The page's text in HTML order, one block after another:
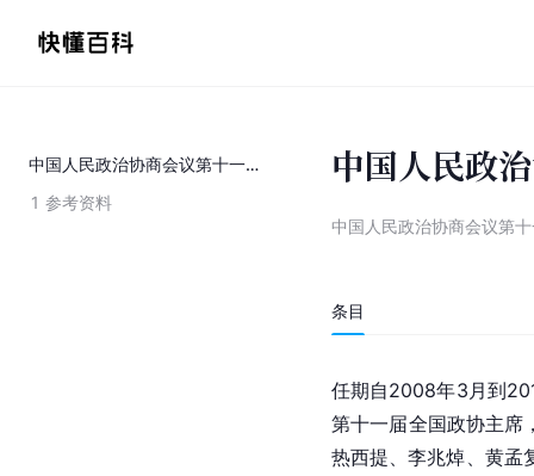
中国人民政治协商会议第十一届全国委员会常务委员会
1 参考资料
中国人民政
中国人民政治协商会议第
条目
任期自2008年3月到
第十一届全国政协主席
热西提、李兆焯、黄孟